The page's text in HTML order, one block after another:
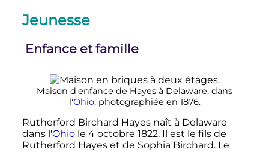
Jeunesse
Enfance et famille
Maison d'enfance de Hayes à Delaware, dans
l'Ohio, photographiée en 1876.
Rutherford Birchard Hayes naît à Delaware
dans l'Ohiole 4 octobre 1822. Il est le fils de
Rutherford Hayes et de Sophia Birchard. Le